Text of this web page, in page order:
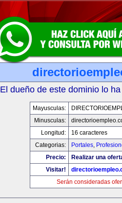
El dueño de este dominio lo
Mayusculas:
Minusculas:
Longitud:
16 caracteres
Categorias:
Portales,
Precio:
Realizar una
Visitar!
Serán consideradas